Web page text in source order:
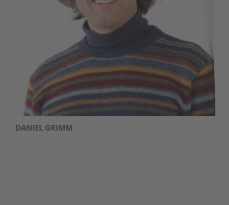
DANIEL GRIMM